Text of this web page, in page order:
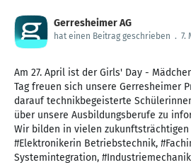
Gerresheimer AG
hat einen Beitrag geschrieben . 7.
Am 27. April ist der Girls' Day -
Tag freuen sich unsere Gerresheimer
darauf technikbegeisterte
über unsere Ausbildungsberufe zu
Wir bilden in vielen
#Elektronikerin Betriebstechnik,
Systemintegration,